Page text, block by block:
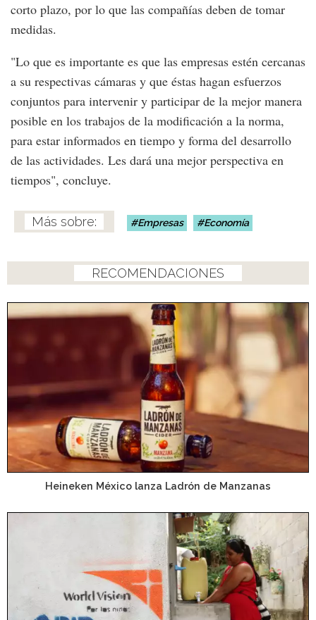
corto plazo, por lo que las compañías deben de tomar
medidas.
"Lo que es importante es que las empresas estén cercanas
a su respectivas cámaras y que éstas hagan esfuerzos
conjuntos para intervenir y participar de la mejor manera
posible en los trabajos de la modificación a la norma,
para estar informados en tiempo y forma del desarrollo
de las actividades. Les dará una mejor perspectiva en
tiempos", concluye.
Empresas Economía
RECOMENDACIONES
Heineken México lanza Ladrón de Manzanas